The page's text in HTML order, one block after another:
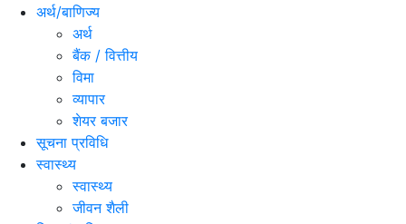
अर्थ/बाणिज्य
अर्थ
बैंक / वित्तीय
विमा
व्यापार
शेयर बजार
सूचना प्रविधि
स्वास्थ्य
स्वास्थ्य
जीवन शैली